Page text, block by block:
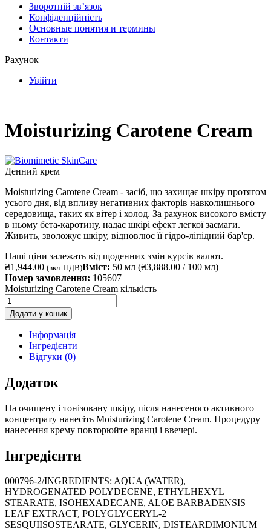
Зворотній зв’язок
Конфіденційність
Основные понятия и термины
Контакти
Рахунок
Увійти
Moisturizing Carotene Cream
Денний крем
Moisturizing Carotene Cream - засіб, що захищає шкіру протягом
усього дня, від впливу негативних факторів навколишнього
середовища, таких як вітер і холод. За рахунок високого вмісту
в ньому бета-каротину, надає шкірі ефект легкої засмаги.
Живить, зволожує шкіру, відновлює її гідро-ліпідний бар'єр.
Наші ціни залежать від щоденних змін курсів валют.
₴1,944.00 (вкл. ПДВ)Вміст: 50 мл (₴3,888.00 / 100 мл)
Номер замовлення: 105607
Moisturizing Carotene Cream кількість
Додати у кошик
Інформація
Інгредієнти
Відгуки (0)
Додаток
На очищену і тонізовану шкіру, після нанесеного активного
концентрату нанесіть Moisturizing Carotene Cream. Процедуру
нанесення крему повторюйте вранці і ввечері.
Інгредієнти
000796-2/INGREDIENTS: AQUA (WATER),
HYDROGENATED POLYDECENE, ETHYLHEXYL
STEARATE, ISOHEXADECANE, ALOE BARBADENSIS
LEAF EXTRACT, POLYGLYCERYL-2
SESQUIISOSTEARATE, GLYCERIN, DISTEARDIMONIUM